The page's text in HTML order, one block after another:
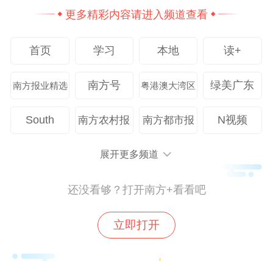
遇见的不仅是书，更是书背后的思想主张。
者不仅能看到作品，更能看到作品背后那个
者，都会对通过作品去了解创作者充满兴
更多精彩内容请进入频道查看
首页 学习 本地 读+
南方报业精选 南方号 粤港澳大湾区 绿美广东
South 南方农村报 南方都市报 N视频
展开更多频道
还没看够？打开南方+看看吧
立即打开